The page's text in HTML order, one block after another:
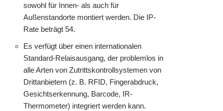
sowohl für Innen- als auch für
Außenstandorte montiert werden. Die IP-
Rate beträgt 54.
Es verfügt über einen internationalen
Standard-Relaisausgang, der problemlos in
alle Arten von Zutrittskontrollsystemen von
Drittanbietern (z. B. RFID, Fingerabdruck,
Gesichtserkennung, Barcode, IR-
Thermometer) integriert werden kann.